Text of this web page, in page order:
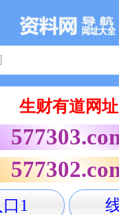
生财有道网址
1